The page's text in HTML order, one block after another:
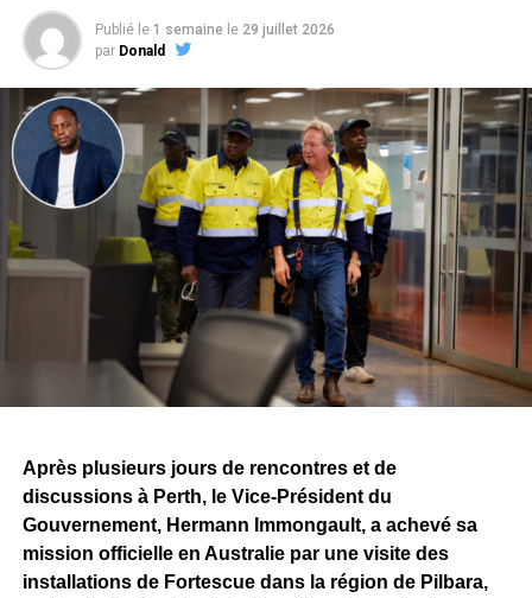
Publié le 1 semaine le 29 juillet 2026
par Donald
Après plusieurs jours de rencontres et de
discussions à Perth, le Vice-Président du
Gouvernement, Hermann Immongault, a achevé sa
mission officielle en Australie par une visite des
installations de Fortescue dans la région de Pilbara,